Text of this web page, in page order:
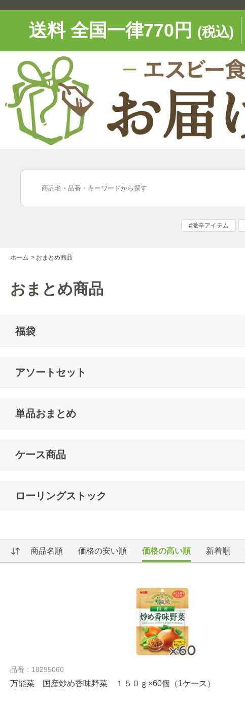
送料 全国一律770円 (税込)
#激辛アイテム
ホーム > おまとめ商品
おまとめ商品
福袋
アソートセット
単品おまとめ
ケース商品
ローリングストック
商品名順 価格の安い順 価格の高い順 新着順
品番：18295060
万能菜 国産炒め香味野菜 １５０ｇ×60個（1ケース）